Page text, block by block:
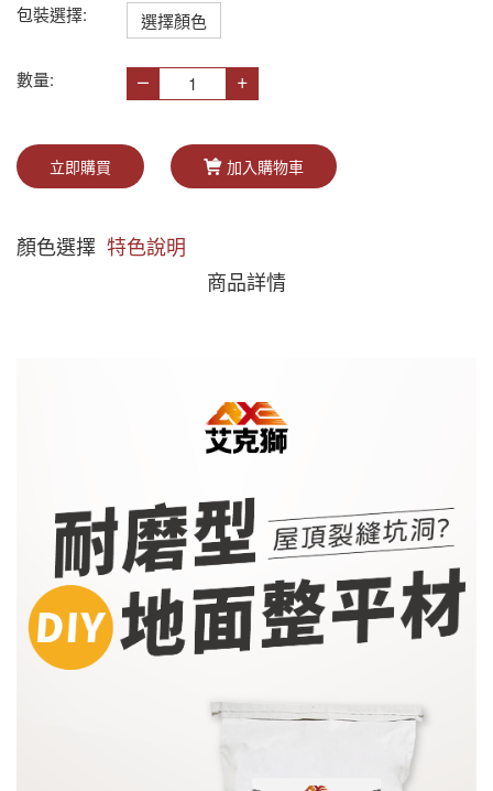
包裝選擇: 選擇顏色
數量: – +
立即購買 加入購物車
顏色選擇 特色說明
商品詳情